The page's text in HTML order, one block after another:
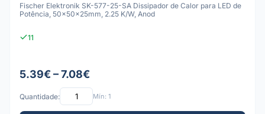
Fischer Elektronik SK-577-25-SA Dissipador de Calor para LED de
Potência, 50x50x25mm, 2.25 K/W, Anod
11
5.39€ – 7.08€
Quantidade: Mín: 1